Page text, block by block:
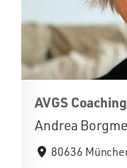
AVGS
Andrea
80636